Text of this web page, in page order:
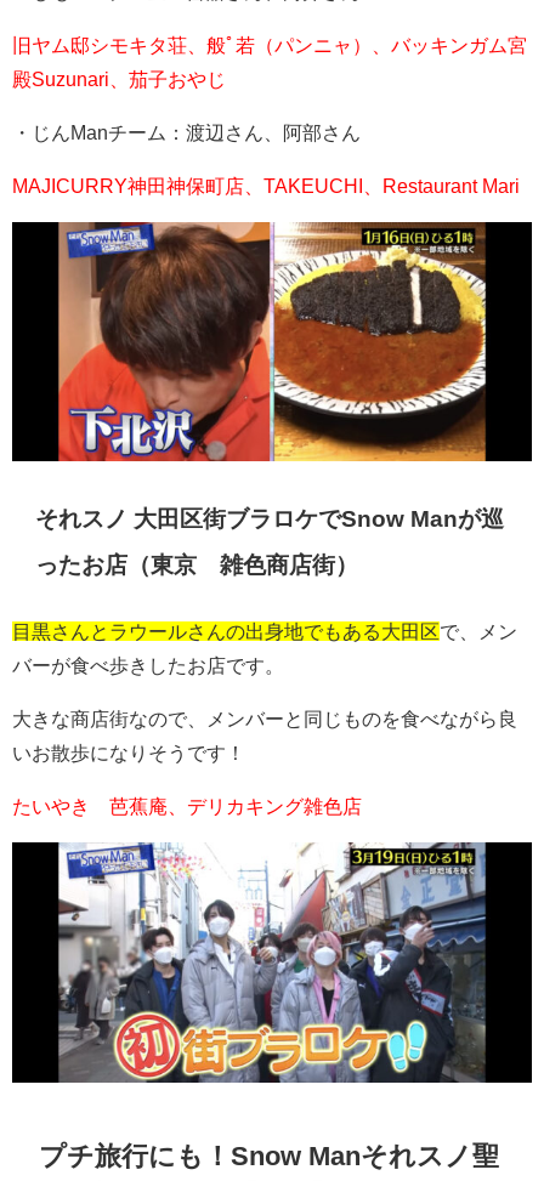
旧ヤム邸シモキタ荘、般ﾟ若（パンニャ）、バッキンガム宮
殿Suzunari、茄子おやじ
・じん Manチーム：渡辺さん、阿部さん
MAJICURRY神田神保町店、TAKEUCHI、Restaurant Mari
それスノ 大田区街ブラロケでSnow Manが巡
ったお店（東京 雑色商店街）
目黒さんとラウールさんの出身地でもある大田区で、メン
バーが食べ歩きしたお店です。
大きな商店街なので、メンバーと同じものを食べながら良
いお散歩になりそうです！
たいやき 芭蕉庵、デリカキング雑色店
プチ旅行にも！Snow Manそれスノ聖